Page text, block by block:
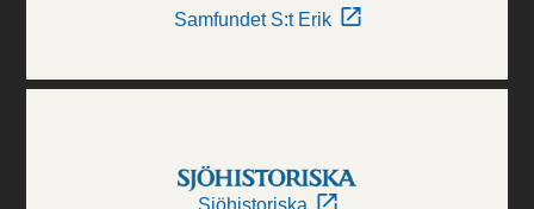
Samfundet S:t Erik